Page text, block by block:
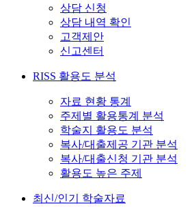
상담 신청
상담 내역 확인
고객제안
신고센터
RISS 활용도 분석
자료 현황 통계
주제별 활용통계 분석
학술지 활용도 분석
복사/대출제공 기관 분석
복사/대출신청 기관 분석
활용도 높은 주제
최신/인기 학술자료